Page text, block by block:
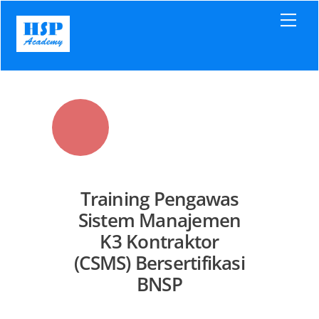
content
Training Pengawas
Sistem Manajemen
K3 Kontraktor
(CSMS) Bersertifikasi
BNSP